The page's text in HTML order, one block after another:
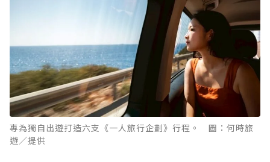
專為獨自出遊打造六支《一人旅行企劃》行程。 圖：何時旅
遊／提供